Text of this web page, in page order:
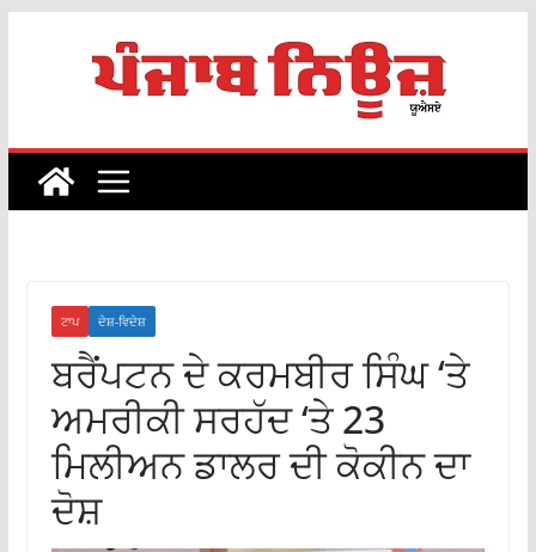
ਟਾਪ ਦੇਸ਼-ਵਿਦੇਸ਼
ਬਰੈਂਪਟਨ ਦੇ ਕਰਮਬੀਰ ਸਿੰਘ ‘ਤੇ
ਅਮਰੀਕੀ ਸਰਹੱਦ ‘ਤੇ 23
ਮਿਲੀਅਨ ਡਾਲਰ ਦੀ ਕੋਕੀਨ ਦਾ
ਦੋਸ਼